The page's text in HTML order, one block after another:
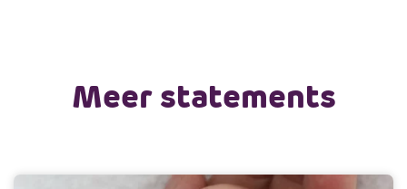
Meer statements